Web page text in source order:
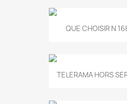
QUE CHOISIR N
TELERAMA HORS